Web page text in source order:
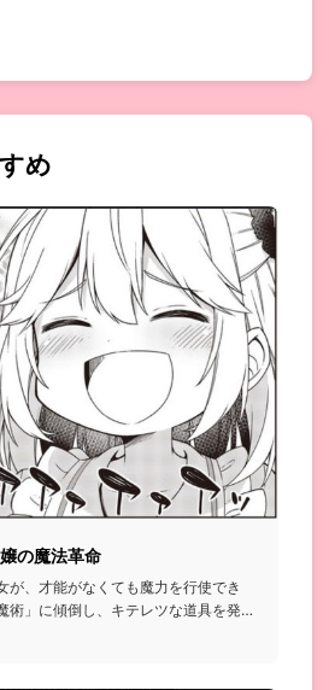
め
の魔法革命
が、才能がなくても魔力を行使でき
術」に傾倒し、キテレツな道具を発